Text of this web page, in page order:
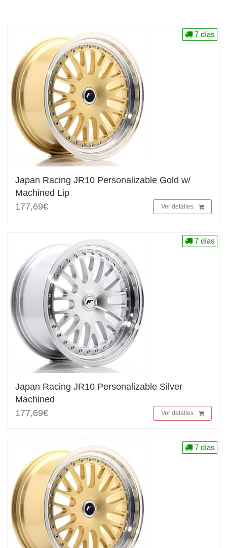
Japan Racing JR10 Personalizable Gold w/
Machined Lip
177,69€
Ver detalles
7 días
Japan Racing JR10 Personalizable Silver
Machined
177,69€
Ver detalles
7 días
7 días